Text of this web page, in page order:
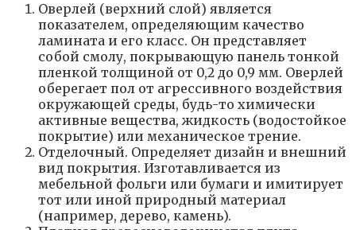
Оверлей (верхний слой) является
показателем, определяющим качество
ламината и его класс. Он представляет
собой смолу, покрывающую панель тонкой
пленкой толщиной от 0,2 до 0,9 мм. Оверлей
оберегает пол от агрессивного воздействия
окружающей среды, будь-то химически
активные вещества, жидкость (водостойкое
покрытие) или механическое трение.
Отделочный. Определяет дизайн и внешний
вид покрытия. Изготавливается из
мебельной фольги или бумаги и имитирует
тот или иной природный материал
(например, дерево, камень).